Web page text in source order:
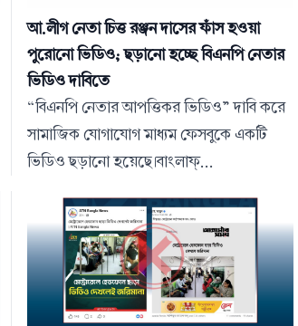
আ.লীগ নেতা চিত্ত রঞ্জন দাসের ফাঁস হওয়া
পুরোনো ভিডিও; ছড়ানো হচ্ছে বিএনপি নেতার
ভিডিও দাবিতে
“বিএনপি নেতার আপত্তিকর ভিডিও” দাবি করে
সামাজিক যোগাযোগ মাধ্যম ফেসবুকে একটি
ভিডিও ছড়ানো হয়েছে।বাংলাফ্...